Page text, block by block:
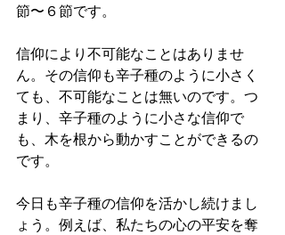
節〜６節です。
信仰により不可能なことはありませ
ん。その信仰も辛子種のように小さく
ても、不可能なことは無いのです。つ
まり、辛子種のように小さな信仰で
も、木を根から動かすことができるの
です。
今日も辛子種の信仰を活かし続けまし
ょう。例えば、私たちの心の平安を奪